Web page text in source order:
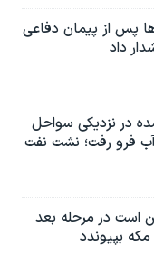
پس از پیمان دفاعی
داد
در نزدیکی سواحل
فرو رفت؛ نشت نفت
است در مرحله بعد
بپیوندد